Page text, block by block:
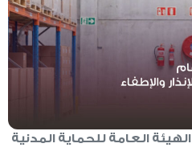
الهيئة العامة للحماية المدنية